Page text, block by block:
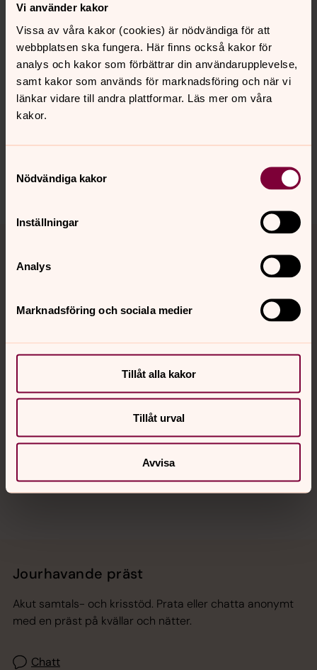
Vi använder kakor
Vissa av våra kakor (cookies) är nödvändiga för att
webbplatsen ska fungera. Här finns också kakor för
analys och kakor som förbättrar din användarupplevelse,
samt kakor som används för marknadsföring och när vi
länkar vidare till andra plattformar. Läs mer om våra
kakor.
Nödvändiga kakor
Inställningar
Analys
Marknadsföring och sociala medier
Tillåt alla kakor
Tillåt urval
Avvisa
Senast ändrad 23 juni 2026
Synpunkter eller frågor på sidans
innehåll?
Tillbaka till toppen
Tillbaka till innehållet
Kontakt
Kalender
Jourhavande präst
Akut samtals- och krisstöd. Prata eller chatta anonymt
med en präst på kvällar och nätter.
Chatt